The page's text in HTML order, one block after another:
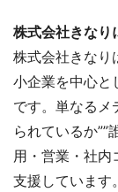
株式会社きなり
株式会社きなり
小企業を中心と
です。単なるメ
られているか””
用・営業・社内
支援しています